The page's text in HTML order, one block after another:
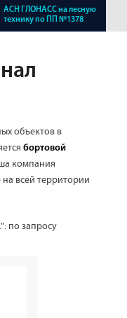
АСН ГЛОНАСС на лесную
технику по ПП №1378
объектов в
бортовой
компания
на всей территории
: по запросу